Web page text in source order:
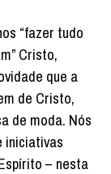
“fazer tudo
Cristo,
que a
de Cristo,
de moda. Nós
iniciativas
– nesta